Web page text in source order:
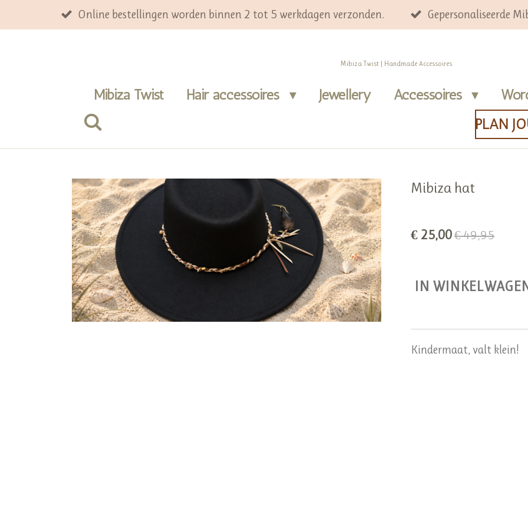
direct
Online bestellingen worden binnen 2 tot 5 werkdagen verzonden. Gepersonaliseerde
Mibiza Twist | Handmade Accessoires
Mibiza Twist Hair accessoires Jewellery Accessoires
PLAN
Mibiza hat
€ 25,00€ 49,95
IN
Kindermaat, valt klein!